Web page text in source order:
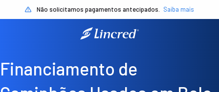
Não solicitamos pagamentos antecipados. Saiba mais
Financiamento de